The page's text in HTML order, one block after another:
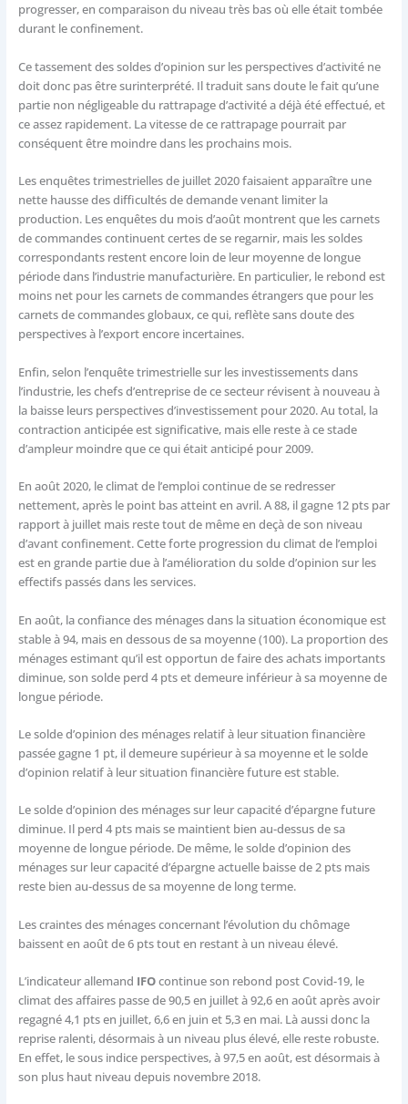
progresser, en comparaison du niveau très bas où elle était tombée
durant le confinement.
Ce tassement des soldes d’opinion sur les perspectives d’activité ne
doit donc pas être surinterprété. Il traduit sans doute le fait qu’une
partie non négligeable du rattrapage d’activité a déjà été effectué, et
ce assez rapidement. La vitesse de ce rattrapage pourrait par
conséquent être moindre dans les prochains mois.
Les enquêtes trimestrielles de juillet 2020 faisaient apparaître une
nette hausse des difficultés de demande venant limiter la
production. Les enquêtes du mois d’août montrent que les carnets
de commandes continuent certes de se regarnir, mais les soldes
correspondants restent encore loin de leur moyenne de longue
période dans l’industrie manufacturière. En particulier, le rebond est
moins net pour les carnets de commandes étrangers que pour les
carnets de commandes globaux, ce qui, reflète sans doute des
perspectives à l’export encore incertaines.
Enfin, selon l’enquête trimestrielle sur les investissements dans
l’industrie, les chefs d’entreprise de ce secteur révisent à nouveau à
la baisse leurs perspectives d’investissement pour 2020. Au total, la
contraction anticipée est significative, mais elle reste à ce stade
d’ampleur moindre que ce qui était anticipé pour 2009.
En août 2020, le climat de l’emploi continue de se redresser
nettement, après le point bas atteint en avril. A 88, il gagne 12 pts par
rapport à juillet mais reste tout de même en deçà de son niveau
d’avant confinement. Cette forte progression du climat de l’emploi
est en grande partie due à l’amélioration du solde d’opinion sur les
effectifs passés dans les services.
En août, la confiance des ménages dans la situation économique est
stable à 94, mais en dessous de sa moyenne (100). La proportion des
ménages estimant qu’il est opportun de faire des achats importants
diminue, son solde perd 4 pts et demeure inférieur à sa moyenne de
longue période.
Le solde d’opinion des ménages relatif à leur situation financière
passée gagne 1 pt, il demeure supérieur à sa moyenne et le solde
d’opinion relatif à leur situation financière future est stable.
Le solde d’opinion des ménages sur leur capacité d’épargne future
diminue. Il perd 4 pts mais se maintient bien au-dessus de sa
moyenne de longue période. De même, le solde d’opinion des
ménages sur leur capacité d’épargne actuelle baisse de 2 pts mais
reste bien au-dessus de sa moyenne de long terme.
Les craintes des ménages concernant l’évolution du chômage
baissent en août de 6 pts tout en restant à un niveau élevé.
L’indicateur allemand IFOcontinue son rebond post Covid-19, le
climat des affaires passe de 90,5 en juillet à 92,6 en août après avoir
regagné 4,1 pts en juillet, 6,6 en juin et 5,3 en mai. Là aussi donc la
reprise ralenti, désormais à un niveau plus élevé, elle reste robuste.
En effet, le sous indice perspectives, à 97,5 en août, est désormais à
son plus haut niveau depuis novembre 2018.